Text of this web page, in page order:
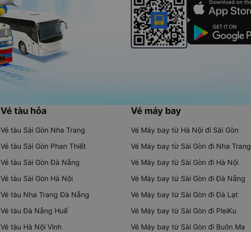
Vé tàu hỏa
Vé tàu Sài Gòn Nha Trang
Vé tàu Sài Gòn Phan Thiết
Vé tàu Sài Gòn Đà Nẵng
Vé tàu Sài Gòn Hà Nội
Vé tàu Nha Trang Đà Nẵng
Vé tàu Đà Nẵng Huế
Vé tàu Hà Nội Vinh
Vé máy bay
Vé Máy bay từ Hà Nội đi Sài Gòn
Vé Máy bay từ Sài Gòn đi Nha Trang
Vé Máy bay từ Sài Gòn đi Hà Nội
Vé Máy bay từ Sài Gòn đi Đà Nẵng
Vé Máy bay từ Sài Gòn đi Đà Lạt
Vé Máy bay từ Sài Gòn đi PleiKu
Vé Máy bay từ Sài Gòn đi Buôn Ma